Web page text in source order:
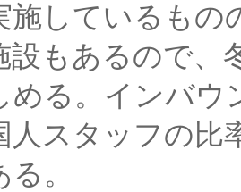
施しているもの
設もあるので、
める。インバウ
人スタッフの比
。